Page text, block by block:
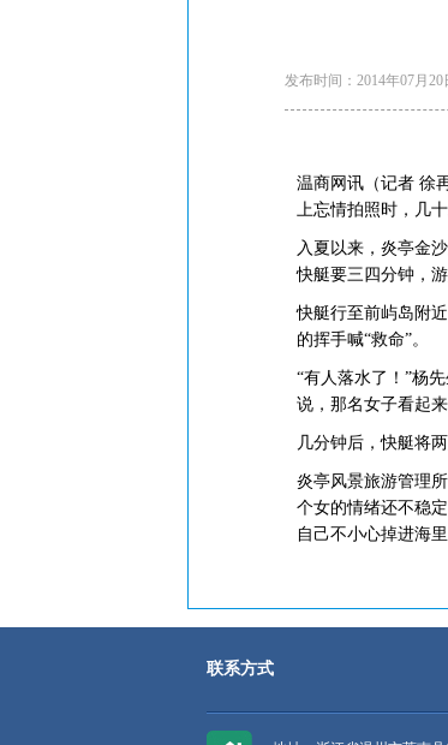
发布时间：2014年07月20
温商网讯（记者 徐
上忘情拍照时，几
入夏以来，炎亭金
快艇要三四分钟，
快艇行至前屿岛附
的挥手喊“救命”。
“有人落水了！”杨
说，那名女子看起
几分钟后，快艇将
炎亭风景旅游管理
个女的情绪还不稳
自己不小心掉进海
联系方式